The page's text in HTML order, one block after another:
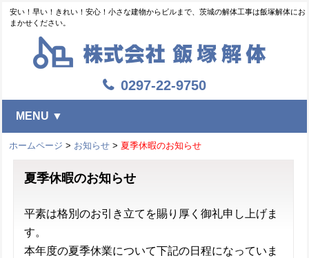
安い！早い！きれい！安心！小さな建物からビルまで、茨城の解体工事は飯塚解体にお
まかせください。
0297-22-9750
MENU ▼
ホームページ > お知らせ > 夏季休暇のお知らせ
夏季休暇のお知らせ
平素は格別のお引き立てを賜り厚く御礼申し上げま
す。
本年度の夏季休業について下記の日程になっていま